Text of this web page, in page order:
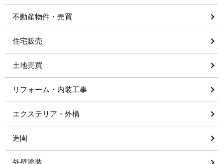
不動産物件・売買
住宅販売
土地売買
リフォーム・内装工事
エクステリア・外構
造園